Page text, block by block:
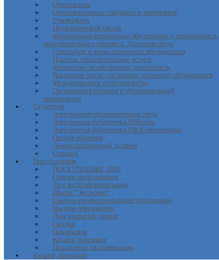
Образование
Образовательные стандарты и требования
Руководство
Педагогический состав
Материально-техническое обеспечение и оснащенность
образовательного процесса. Досупная среда
Стипендии и меры поддержки обучающихся
Платные образовательные услуги
Финансово-хозяйственная деятельность
Вакантные места для приема (перевода) обучающихся
Международное сотрудничество
Организация питания в образовательной
организации
Студентам
Электронная образовательная среда
Электронная библиотека IPRbooks
Электронная библиотека PROFобразование
Оплата обучения
Демонстрационный экзамен
Справки
Поступающим
ПОСТУПЛЕНИЕ 2026
Списки поступающих
Тест на профориентацию
Школа "Экстернат"
Среднее профессиональное образование
Высшее образование
Дни открытых дверей
Скидки
Олимпиада
Каталог программ
Повышение квалификации
Каталог программ